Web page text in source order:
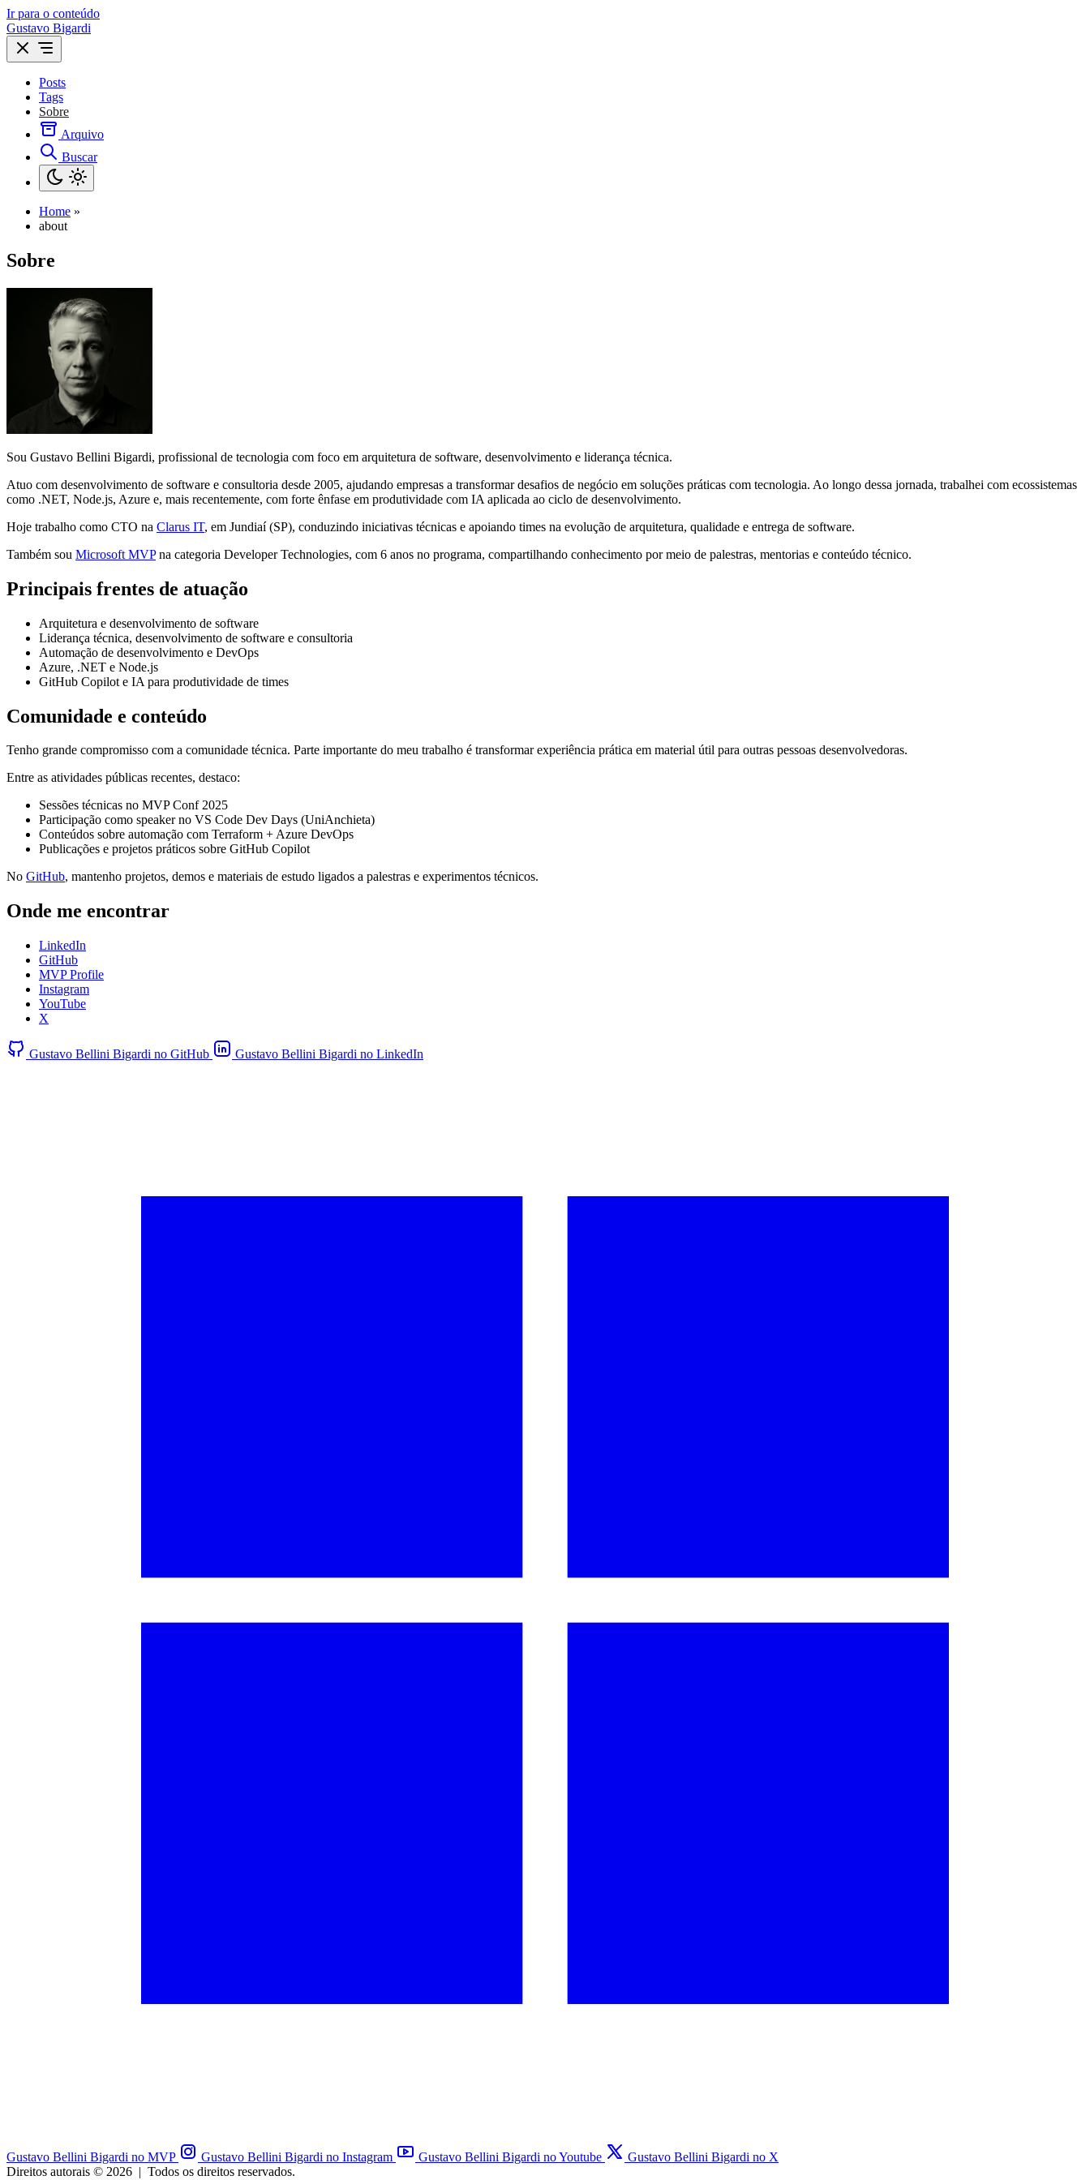
Ir para o conteúdo
Gustavo Bigardi
Posts
Tags
Sobre
Arquivo
Buscar
Home »
about
Sobre
Sou Gustavo Bellini Bigardi, profissional de tecnologia com foco em arquitetura de software, desenvolvimento e liderança técnica.
Atuo com desenvolvimento de software e consultoria desde 2005, ajudando empresas a transformar desafios de negócio em soluções práticas com tecnologia. Ao longo dessa jornada, trabalhei com ecossistemas
como .NET, Node.js, Azure e, mais recentemente, com forte ênfase em produtividade com IA aplicada ao ciclo de desenvolvimento.
Hoje trabalho como CTO na Clarus IT, em Jundiaí (SP), conduzindo iniciativas técnicas e apoiando times na evolução de arquitetura, qualidade e entrega de software.
Também sou Microsoft MVPna categoria Developer Technologies, com 6 anos no programa, compartilhando conhecimento por meio de palestras, mentorias e conteúdo técnico.
Principais frentes de atuação
Arquitetura e desenvolvimento de software
Liderança técnica, desenvolvimento de software e consultoria
Automação de desenvolvimento e DevOps
Azure, .NET e Node.js
GitHub Copilot e IA para produtividade de times
Comunidade e conteúdo
Tenho grande compromisso com a comunidade técnica. Parte importante do meu trabalho é transformar experiência prática em material útil para outras pessoas desenvolvedoras.
Entre as atividades públicas recentes, destaco:
Sessões técnicas no MVP Conf 2025
Participação como speaker no VS Code Dev Days (UniAnchieta)
Conteúdos sobre automação com Terraform + Azure DevOps
Publicações e projetos práticos sobre GitHub Copilot
No GitHub, mantenho projetos, demos e materiais de estudo ligados a palestras e experimentos técnicos.
Onde me encontrar
LinkedIn
GitHub
MVP Profile
Instagram
YouTube
X
Gustavo Bellini Bigardi no GitHub Gustavo Bellini Bigardi no LinkedIn
Gustavo Bellini Bigardi no MVP Gustavo Bellini Bigardi no Instagram Gustavo Bellini Bigardi no Youtube
Gustavo Bellini Bigardi no X
Direitos autorais © 2026 | Todos os direitos reservados.